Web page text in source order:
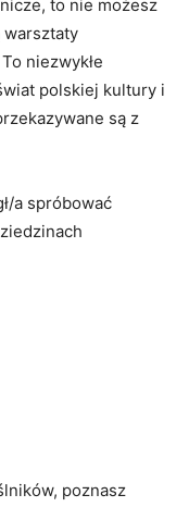
to nie ​możesz
warsztaty
niezwykłe
polskiej kultury i
⁢są z
a‌ spróbować
poznasz